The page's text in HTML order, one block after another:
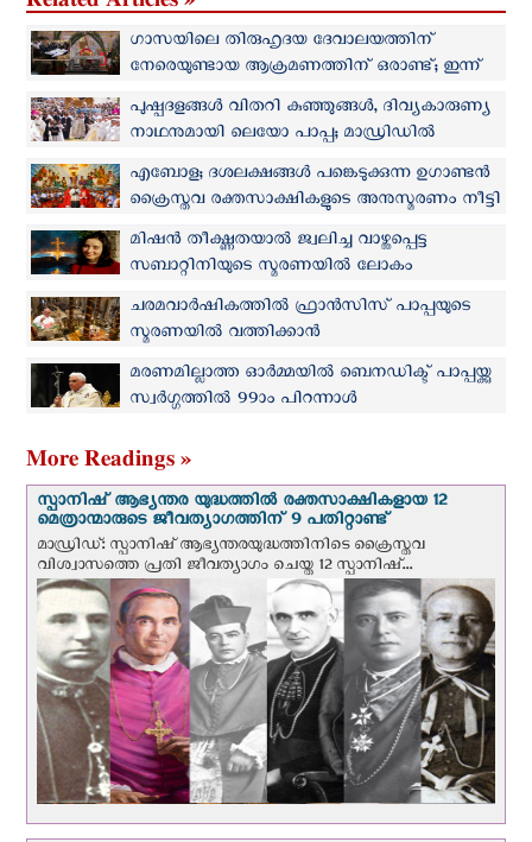
ഗാസയിലെ തിരുഹൃദയ ദേവാലയത്തിന്
നേരെയുണ്ടായ ആക്രമണത്തിന് ഒരാണ്ട്; ഇന്ന്
അനുസ്മരണ ദിവ്യബലി
പുഷ്പദളങ്ങൾ വിതറി കുഞ്ഞുങ്ങൾ, ദിവ്യകാരുണ്യ
നാഥനുമായി ലെയോ പാപ്പ; മാഡ്രിഡിൽ
അവിസ്മരണീയ കാഴ്ച
എബോള; ദശലക്ഷങ്ങള്‍ പങ്കെടുക്കുന്ന ഉഗാണ്ടൻ
ക്രൈസ്തവ രക്തസാക്ഷികളുടെ അനുസ്മരണം നീട്ടി
മിഷന്‍ തീക്ഷ്ണതയാല്‍ ജ്വലിച്ച വാഴ്ത്തപ്പെട്ട
സബാറ്റിനിയുടെ സ്മരണയില്‍ ലോകം
ചരമവാർഷികത്തിൽ ഫ്രാൻസിസ് പാപ്പയുടെ
സ്മരണയിൽ വത്തിക്കാൻ
മരണമില്ലാത്ത ഓര്‍മ്മയില്‍ ബെനഡിക്ട് പാപ്പയ്ക്കു
സ്വര്‍ഗ്ഗത്തില്‍ 99ാം പിറന്നാള്‍
More Readings »
സ്പാനിഷ് ആഭ്യന്തര യുദ്ധത്തില്‍ രക്തസാക്ഷികളായ 12
മെത്രാന്മാരുടെ ജീവത്യാഗത്തിന് 9 പതിറ്റാണ്ട്
മാഡ്രിഡ്: സ്പാനിഷ് ആഭ്യന്തരയുദ്ധത്തിനിടെ ക്രൈസ്തവ
വിശ്വാസത്തെ പ്രതി ജീവത്യാഗം ചെയ്ത 12 സ്പാനിഷ്...